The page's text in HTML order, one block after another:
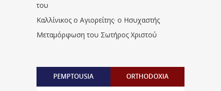
του
Καλλίνικος ο Αγιορείτης · ο Ησυχαστής
Μεταμόρφωση του Σωτήρος Χριστού
PEMPTOUSIA ORTHODOXIA